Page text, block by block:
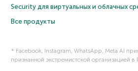
Security для виртуальных и облачных
Все продукты
* Facebook, Instagram, WhatsApp, Meta AI
признанной экстремистской организацией в